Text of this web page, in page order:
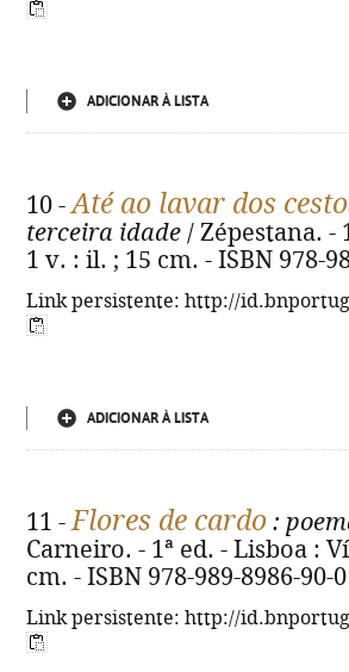
ADICIONAR À LISTA
10 -Até ao lavar dos
terceira idade / Zépestana. -
1 v. : il. ; 15 cm. - ISBN 978-
Link persistente: http://
ADICIONAR À LISTA
11 -Flores de cardo :
Carneiro. - 1ª ed. - Lisboa :
cm. - ISBN 978-989-8986-90-0
Link persistente: http://